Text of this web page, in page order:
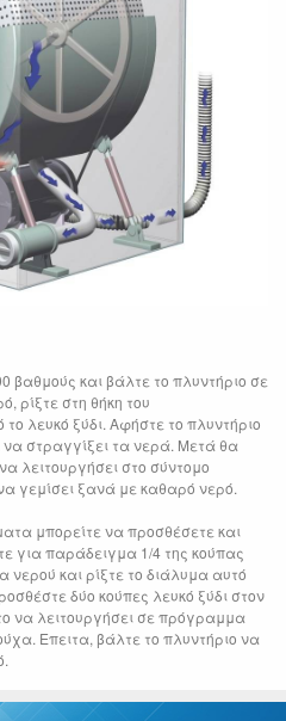
βαθμούς και βάλτε το πλυντήριο σε
ρίξτε στη θήκη του
λευκό ξύδι. Αφήστε το πλυντήριο
να στραγγίξει τα νερά. Μετά θα
λειτουργήσει στο σύντομο
γεμίσει ξανά με καθαρό νερό.
μπορείτε να προσθέσετε και
για παράδειγμα 1/4 της κούπας
νερού και ρίξτε το διάλυμα αυτό
δύο κούπες λευκό ξύδι στον
να λειτουργήσει σε πρόγραμμα
Επειτα, βάλτε το πλυντήριο να